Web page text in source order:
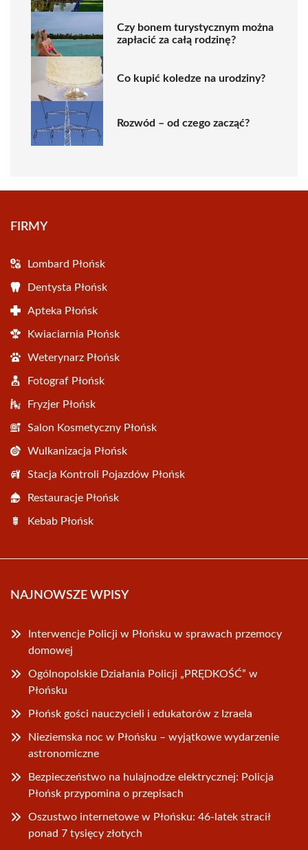
Czy bonem turystycznym można
zapłacić za całą rodzinę?
Co kupić koledze na urodziny?
Rozwód – od czego zacząć?
FIRMY
Lombard Płońsk
Dentysta Płońsk
Apteka Płońsk
Kwiaciarnia Płońsk
Weterynarz Płońsk
Fotograf Płońsk
Fryzjer Płońsk
Salon Kosmetyczny Płońsk
Wulkanizacja Płońsk
Stacja Kontroli Pojazdów Płońsk
Restauracje Płońsk
Kebab Płońsk
NAJNOWSZE WPISY
Interwencje Policji w Płońsku w sprawach przemocy
domowej
Ogólnopolskie Działania Policji „PRĘDKOŚĆ” w
Płońsku
Płońsk gości nauczycieli i edukatorów z Izraela
Nieziemska noc w Płońsku – wyjątkowe wydarzenie
astronomiczne
Bezpieczeństwo na hulajnodze elektrycznej: Policja
Płońsk przypomina o przepisach
Oszustwo internetowe w Płońsku: 46-latek stracił
ponad 7 tysięcy złotych